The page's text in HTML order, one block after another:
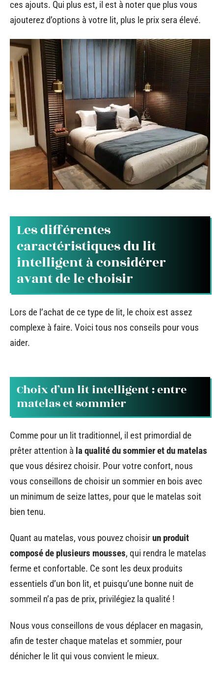
ces ajouts. Qui plus est, il est à noter que plus vous
ajouterez d’options à votre lit, plus le prix sera élevé.
Les différentes
caractéristiques du lit
intelligent à considérer
avant de le choisir
Lors de l’achat de ce type de lit, le choix est assez
complexe à faire. Voici tous nos conseils pour vous
aider.
Choix d’un lit intelligent : entre
matelas et sommier
Comme pour un lit traditionnel, il est primordial de
prêter attention à la qualité du sommier et du matelas
que vous désirez choisir. Pour votre confort, nous
vous conseillons de choisir un sommier en bois avec
un minimum de seize lattes, pour que le matelas soit
bien tenu.
Quant au matelas, vous pouvez choisir un produit
composé de plusieurs mousses, qui rendra le matelas
ferme et confortable. Ce sont les deux produits
essentiels d’un bon lit, et puisqu’une bonne nuit de
sommeil n’a pas de prix, privilégiez la qualité !
Nous vous conseillons de vous déplacer en magasin,
afin de tester chaque matelas et sommier, pour
dénicher le lit qui vous convient le mieux.